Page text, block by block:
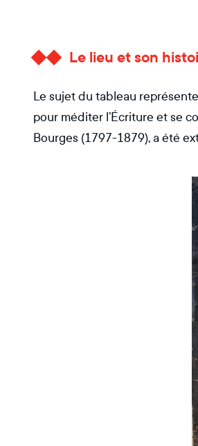
Le lieu et son
Le sujet du tableau
pour méditer l’Écriture et se
Bourges (1797-1879), a été